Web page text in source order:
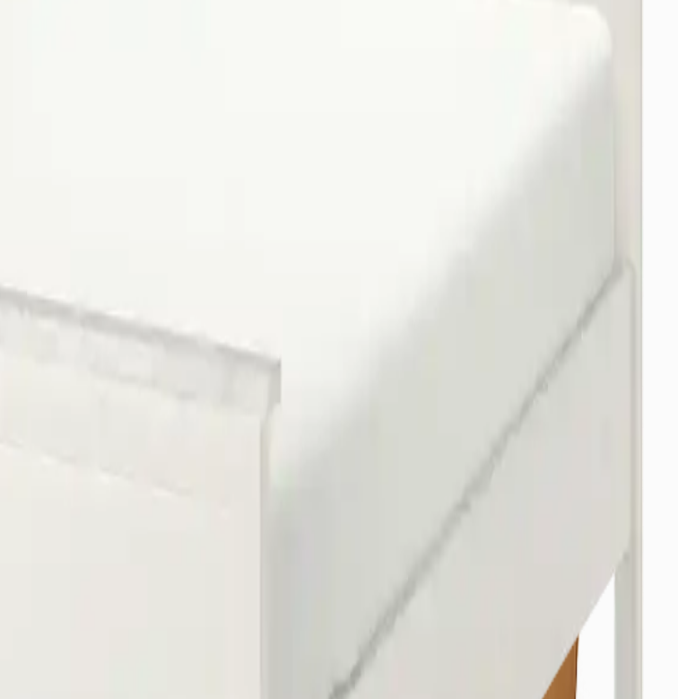
bir tıkla kapınızda!
mh, Bursa Sinpaş GYO Bursa/Osmangazi